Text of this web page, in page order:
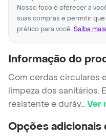
Nosso foco é oferecer a
suas compras e permitir
prático para você. Saiba
Informação do
Com cerdas circulares
limpeza dos sanitários.
resistente e duráv...Ver
Opções adicionais